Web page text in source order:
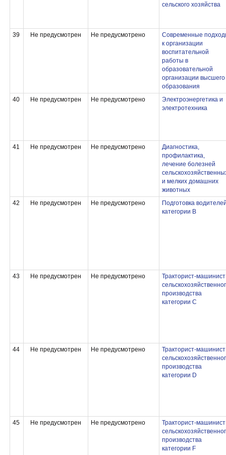
сельского хозяйства
39 Не предусмотрен Не предусмотрено
Современные
к организации
воспитательной
работы в
образовательной
организации высшего
образования
40
Не предусмотрен Не предусмотрено
Электроэнергетика и
электротехника
41 Не предусмотрен Не предусмотрено
Диагностика,
профилактика,
лечение болезней
и мелких домашних
животных
42
Не предусмотрен Не предусмотрено
Подготовка
категории В
43 Не предусмотрен Не предусмотрено
Тракторист-машинист
производства
категории С
44 Не предусмотрен Не предусмотрено
Тракторист-машинист
производства
категории D
45 Не предусмотрен Не предусмотрено
Тракторист-машинист
производства
категории F